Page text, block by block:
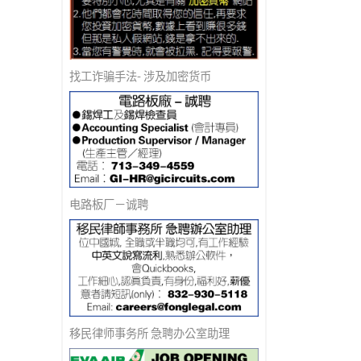
找工诈骗手法- 涉及加密货币
电路板厂－诚聘
移民律师事务所 急聘办公室助理